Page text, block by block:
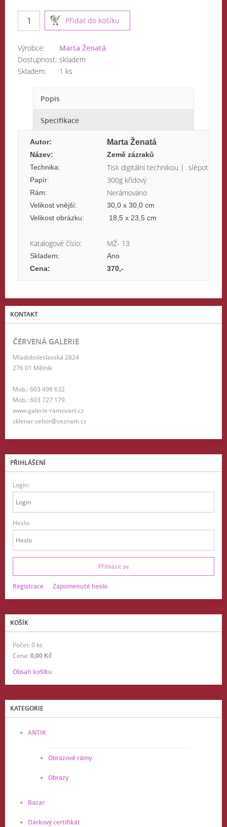
Výrobce:
Marta Ženatá
Dostupnost: skladem
Skladem:
1 ks
Popis
Specifikace
Autor: Marta Ženatá
Název:
Země zázraků
Technika:
Tisk digitální technikou |
Papír: 300g křídový
Rám: Nerámováno
Velikost vnější:
30,0 x 30,0 cm
Velikost obrázku:
18,5 x 23,5 cm
Katalogové číslo: MŽ- 13
Skladem:
Ano
Cena:
370,-
KONTAKT
ČERVENÁ GALERIE
Mladoboleslavská 2824
276 01 Mělník
Mob.: 603 498 632
Mob.: 603 727 179
www.galerie-ramovani.cz
sklenar.sebor@seznam.cz
PŘIHLÁŠENÍ
Login:
Heslo:
Registrace Zapomenuté heslo
KOŠÍK
Počet: 0 ks
Cena: 0,00 Kč
Obsah košíku
KATEGORIE
ANTIK
Obrazové rámy
Obrazy
Bazar
Dárkový certifikát